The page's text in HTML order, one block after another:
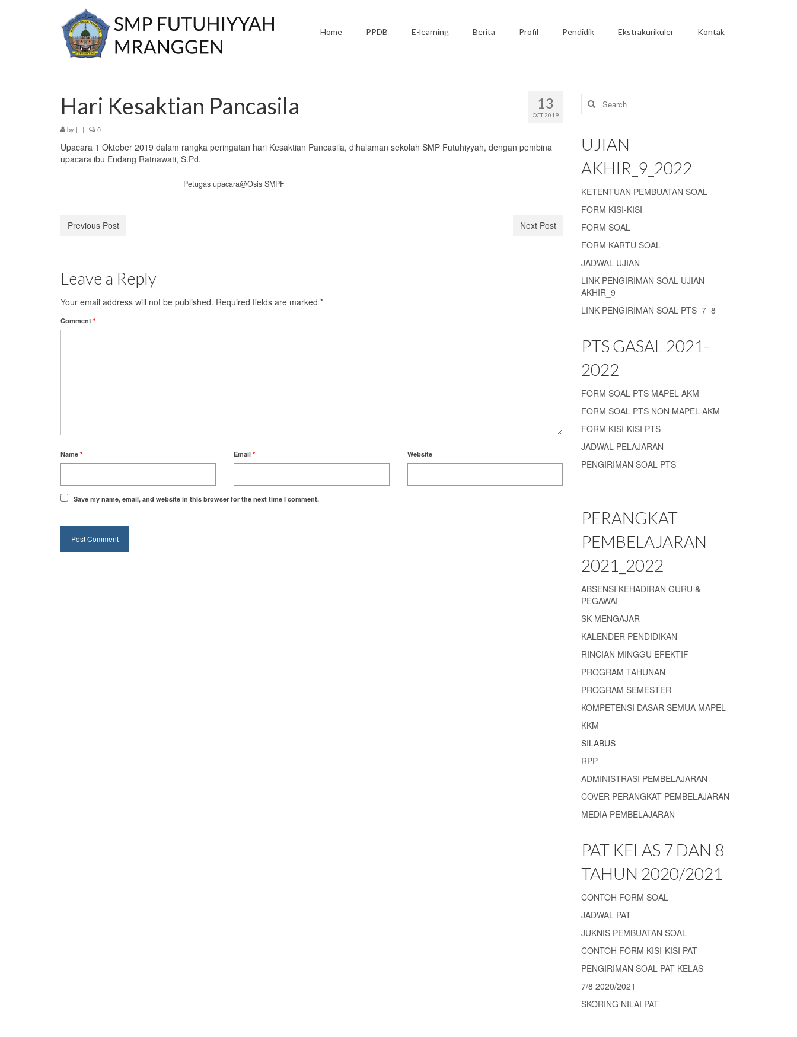
Home PPDB E-learning Berita Profil Pendidik Ekstrakurikuler Kontak
13
OCT 2019
Hari Kesaktian Pancasila
by | | 0
Upacara 1 Oktober 2019 dalam rangka peringatan hari Kesaktian Pancasila, dihalaman sekolah SMP Futuhiyyah, dengan pembina
upacara ibu Endang Ratnawati, S.Pd.
Petugas upacara@Osis SMPF
Previous Post Next Post
Leave a Reply
Your email address will not be published. Required fields are marked *
Comment *
Name * Email* Website
Save my name, email, and website in this browser for the next time I comment.
Search
for:
UJIAN
AKHIR_9_2022
KETENTUAN PEMBUATAN SOAL
FORM KISI-KISI
FORM SOAL
FORM KARTU SOAL
JADWAL UJIAN
LINK PENGIRIMAN SOAL UJIAN
AKHIR_9
LINK PENGIRIMAN SOAL PTS_7_8
PTS GASAL 2021-
2022
FORM SOAL PTS MAPEL AKM
FORM SOAL PTS NON MAPEL AKM
FORM KISI-KISI PTS
JADWAL PELAJARAN
PENGIRIMAN SOAL PTS
PERANGKAT
PEMBELAJARAN
2021_2022
ABSENSI KEHADIRAN GURU &
PEGAWAI
SK MENGAJAR
KALENDER PENDIDIKAN
RINCIAN MINGGU EFEKTIF
PROGRAM TAHUNAN
PROGRAM SEMESTER
KOMPETENSI DASAR SEMUA MAPEL
KKM
SILABUS
RPP
ADMINISTRASI PEMBELAJARAN
COVER PERANGKAT PEMBELAJARAN
MEDIA PEMBELAJARAN
PAT KELAS 7 DAN 8
TAHUN 2020/2021
CONTOH FORM SOAL
JADWAL PAT
JUKNIS PEMBUATAN SOAL
CONTOH FORM KISI-KISI PAT
PENGIRIMAN SOAL PAT KELAS
7/8 2020/2021
SKORING NILAI PAT